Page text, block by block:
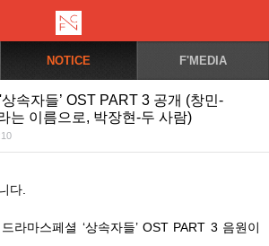
NOTICE F'MEDIA
속자들’ OST PART 3 공개 (창민-
는 이름으로, 박장현-두 사람)
다.
라마스페셜 ‘상속자들’ OST PART 3 음원이